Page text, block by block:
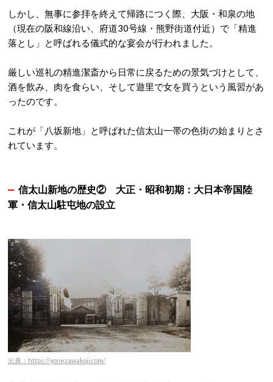
しかし、無事に参拝を終えて帰路につく際、大阪・和泉の地
（現在の阪和線沿い、府道30号線・熊野街道付近）で「精進
落とし」と呼ばれる儀式的な宴会が行われました 。
厳しい巡礼の精進潔斎から日常に戻るための景気づけとして、
酒を飲み、肉を食らい、そして遊里で女を買うという風習があ
ったのです。
これが「八坂新地」と呼ばれた信太山一帯の色街の始まりとさ
れています。
信太山新地の歴史② 大正・昭和初期：大日本帝国陸
軍・信太山駐屯地の設立
出典：https://yonezawakoji.com/